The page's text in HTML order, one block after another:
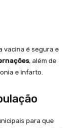
vacina é segura e
, além de
e infarto.
para que